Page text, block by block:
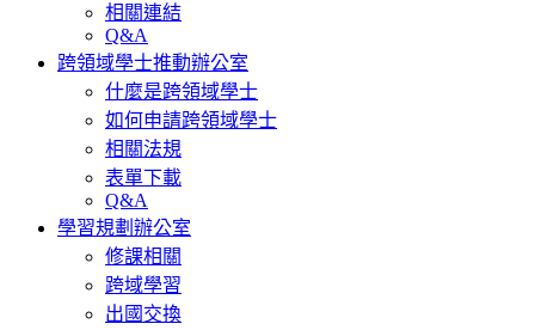
相關連結
Q&A
跨領域學士推動辦公室
什麼是跨領域學士
如何申請跨領域學士
相關法規
表單下載
Q&A
學習規劃辦公室
修課相關
跨域學習
出國交換